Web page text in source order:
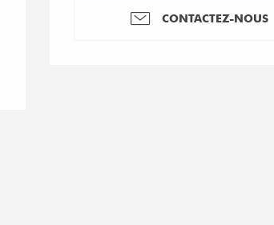
CONTACTEZ-NOUS